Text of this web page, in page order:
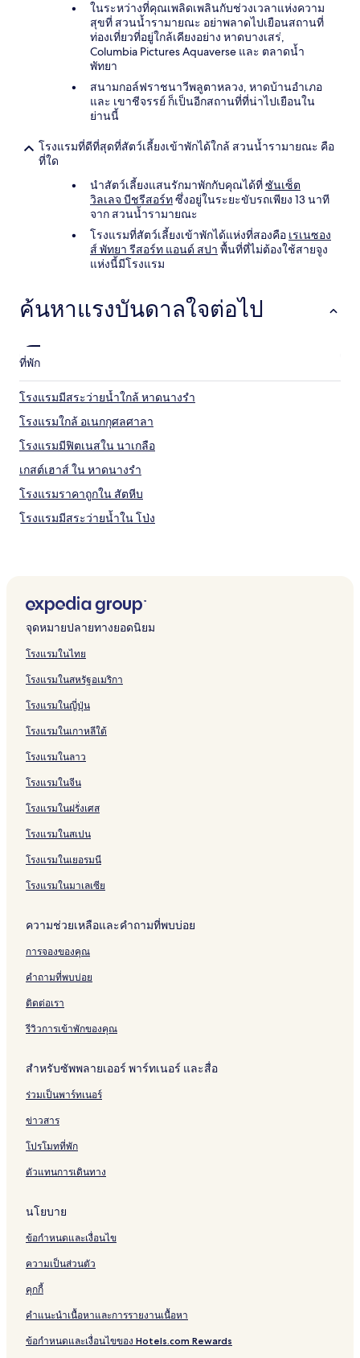
ในระหว่างที่คุณเพลิดเพลินกับช่วงเวลาแห่งความ
สุขที่ สวนน้ำรามายณะ อย่าพลาดไปเยือนสถานที่
ท่องเที่ยวที่อยู่ใกล้เคียงอย่าง หาดบางเสร่,
Columbia Pictures Aquaverse และ ตลาดน้ำ
พัทยา
สนามกอล์ฟราชนาวีพลูตาหลวง, หาดบ้านอำเภอ
และ เขาชีจรรย์ ก็เป็นอีกสถานที่ที่น่าไปเยือนใน
ย่านนี้
โรงแรมที่ดีที่สุดที่สัตว์เลี้ยงเข้าพักได้ใกล้ สวนน้ำรามายณะ คือ
ที่ใด
นำสัตว์เลี้ยงแสนรักมาพักกับคุณได้ที่ซันเซ็ต
วิลเลจ บีชรีสอร์ทซึ่งอยู่ในระยะขับรถเพียง 13 นาที
จาก สวนน้ำรามายณะ
โรงแรมที่สัตว์เลี้ยงเข้าพักได้แห่งที่สองคือ เรเนซอง
ส์ พัทยา รีสอร์ท แอนด์ สปา พื้นที่ที่ไม่ต้องใช้สายจูง
แห่งนี้มีโรงแรม
ค้นหาแรงบันดาลใจต่อไป
ที่พัก
โรงแรมมีสระว่ายน้ำใกล้ หาดนางรํา
โรงแรมใกล้ อเนกกุศลศาลา
โรงแรมมีฟิตเนสใน นาเกลือ
เกสต์เฮาส์ ใน หาดนางรํา
โรงแรมราคาถูกใน สัตหีบ
โรงแรมมีสระว่ายน้ำใน โป่ง
โรงแรมหรูใกล้ ถนนชายหาดพัทยา
โรงแรมมีอาหารเช้าฟรีใกล้ หาดนางรํา
โรงแรมสำหรับครอบครัวใกล้ หาดนางรํา
โรงแรมใกล้ หาดน้ําใส
โรงแรมสำหรับครอบครัวใน สัตหีบ
โรงแรม ซากแง้ว
โรงแรมใกล้ สถานีชุมทางเขาชีจรรย์
เกสต์เฮาส์ ใน สัตหีบ
โรงแรม บ้านอําเภอ
โรงแรมใกล้ สนามบินพัทยาแอร์พาร์ค
โรงแรมใกล้ บ้านอําเภอ
โรงแรมมีห้องครัวใน สัตหีบ
โรงแรมใกล้ หาดบ้านบีพอบ
โรงแรมใกล้ หาดบ้านอําเภอ
โรงแรมใกล้ สนามกอล์ฟราชนาวีพลูตาหลวง
โรงแรมใกล้ ฐานนาวิกโยธินสัตหีบ
รีสอร์ท ใน สัตหีบ
โรงแรม 3 ดาวใน ถนนชายหาดพัทยา
โรงแรมราคาถูกใกล้ เกาะขาม
โรงแรม 3 ดาวใน บางเสร่
โรงแรมมีห้องครัวใน บางเสร่
โรงแรม 3 ดาวใน สัตหีบ
โรงแรมหรูใน สัตหีบ
โรงแรมสัตว์เลี้ยงเข้าพักได้ใน หนองปรือ
โรงแรม 2 ดาวใน ถนนชายหาดพัทยา
โรงแรมราคาถูกใกล้ ถนนชายหาดพัทยา
โรงแรมใกล้ หาดซันเซ็ต
โฮสเทล ใน นาเกลือ
จุดหมายปลายทางยอดนิยม
โรงแรมในไทย
โรงแรมในสหรัฐอเมริกา
โรงแรมในญี่ปุ่น
โรงแรมในเกาหลีใต้
โรงแรมในลาว
โรงแรมในจีน
โรงแรมในฝรั่งเศส
โรงแรมในสเปน
โรงแรมในเยอรมนี
โรงแรมในมาเลเซีย
ความช่วยเหลือและคำถามที่พบบ่อย
การจองของคุณ
คำถามที่พบบ่อย
ติดต่อเรา
รีวิวการเข้าพักของคุณ
สำหรับซัพพลายเออร์ พาร์ทเนอร์ และสื่อ
ร่วมเป็นพาร์ทเนอร์
ข่าวสาร
โปรโมทที่พัก
ตัวแทนการเดินทาง
นโยบาย
ข้อกำหนดและเงื่อนไข
ความเป็นส่วนตัว
คุกกี้
คำแนะนำเนื้อหาและการรายงานเนื้อหา
ข้อกำหนดและเงื่อนไขของ Hotels.com Rewards